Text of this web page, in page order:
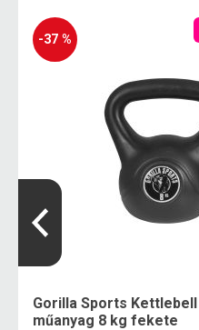
-37 %
Gorilla Sports
műanyag 8 kg fekete